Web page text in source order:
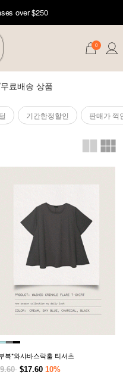
over $250
0
료배송 상품
기간한정할인 판매가 꺽
복*와샤바스락훌 티셔츠
$17.60 10%